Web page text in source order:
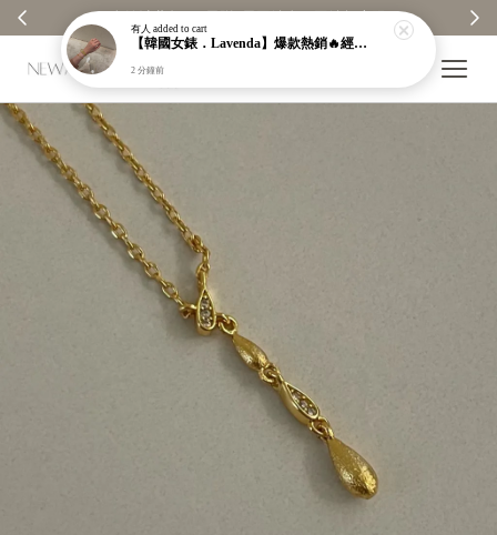
有人 added to cart
【韓國女錶．Lavenda】爆款熱銷🔥經典之作老錢風編織紋理奢華金錶【nk64】
2 分鐘前